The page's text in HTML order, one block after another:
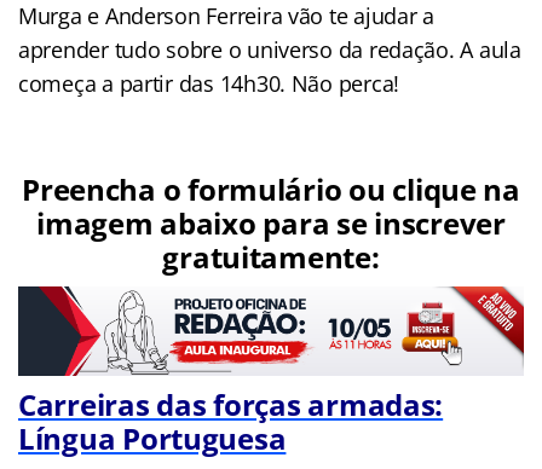
Murga e Anderson Ferreira vão te ajudar a
aprender tudo sobre o universo da redação. A aula
começa a partir das 14h30. Não perca!
Preencha o formulário ou clique na
imagem abaixo para se inscrever
gratuitamente:
Carreiras das forças armadas:
Língua Portuguesa